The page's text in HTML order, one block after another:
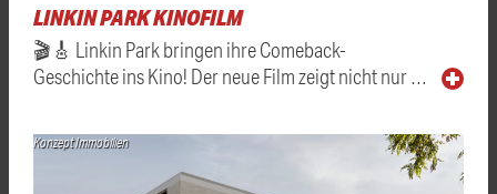
LINKIN PARK KINOFILM
🎬🎸 Linkin Park bringen ihre Comeback-
Geschichte ins Kino! Der neue Film zeigt nicht nur …
Konzept Immobilien